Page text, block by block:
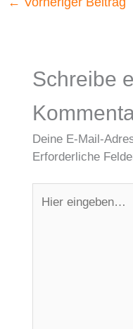
Schreibe
Deine E-Mail-
Erforderliche
eingeben…